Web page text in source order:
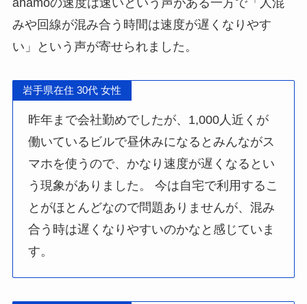
みや回線が混み合う時間は速度が遅くなりやす
い」という声が寄せられました。
岩手県在住 30代 女性
昨年まで会社勤めでしたが、1,000人近くが
働いているビルで昼休みになるとみんながス
マホを使うので、かなり速度が遅くなるとい
う現象がありました。 今は自宅で利用するこ
とがほとんどなので問題ありませんが、混み
合う時は遅くなりやすいのかなと感じていま
す。